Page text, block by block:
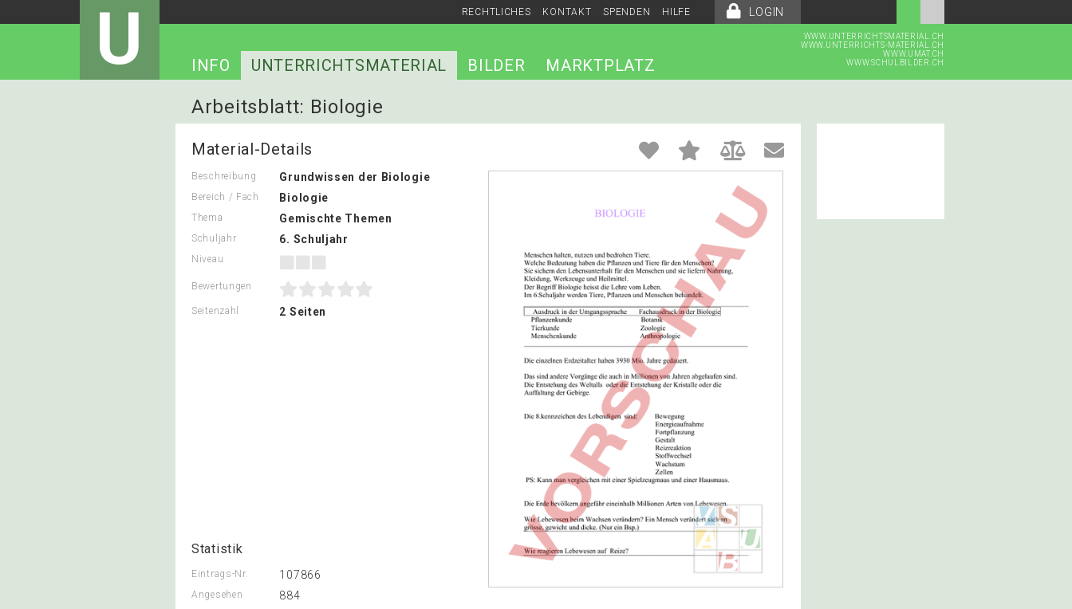
LOGIN
RECHTLICHES KONTAKT SPENDEN HILFE
U
WWW.UNTERRICHTSMATERIAL.CH
WWW.UNTERRICHTS-MATERIAL.CH
WWW.UMAT.CH
WWW.SCHULBILDER.CH
INFO UNTERRICHTSMATERIAL BILDER MARKTPLATZ
Arbeitsblatt: Biologie
Material-Details
Beschreibung Grundwissen der Biologie
Bereich / Fach Biologie
Thema Gemischte Themen
Schuljahr 6. Schuljahr
Niveau
Bewertungen
Seitenzahl 2 Seiten
Statistik
Eintrags-Nr. 107866
Angesehen 884